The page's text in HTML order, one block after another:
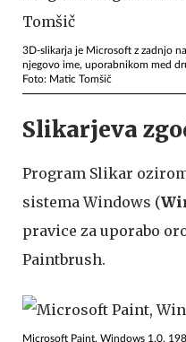
3D-slikarja je Microsoft z zadnjo
njegovo ime, uporabnikom med
Foto: Matic Tomšič
Slikarjeva
Program Slikar
sistema Windows (
pravice za uporabo
Paintbrush.
Microsoft Paint, Windows 1.0,